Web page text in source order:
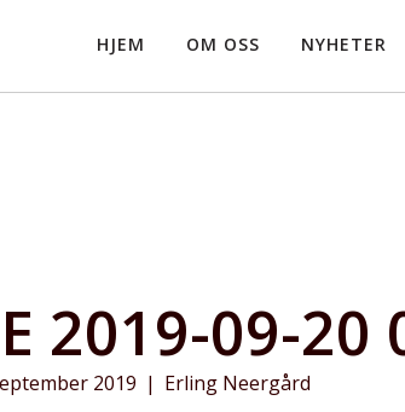
HJEM OM OSS NYHETER
2019-09-20
2019 | Erling Neergård